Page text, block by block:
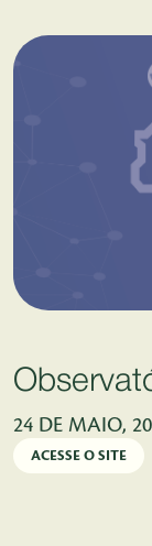
24 DE MAIO,
ACESSE O SITE